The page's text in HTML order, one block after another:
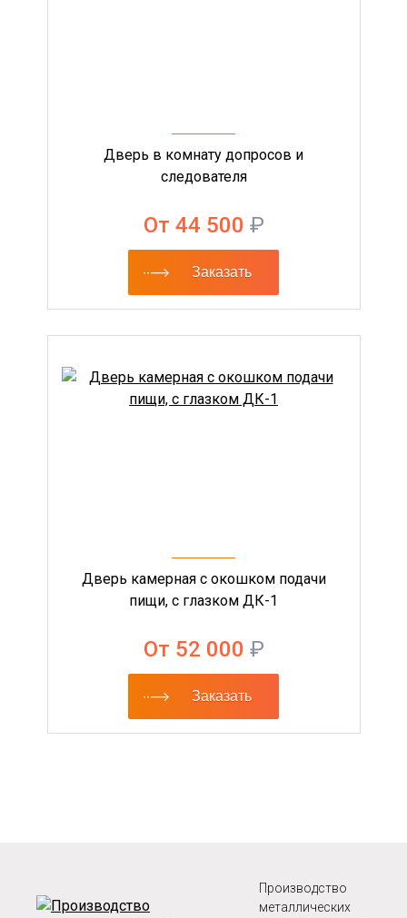
Дверь в комнату допросов и
следователя
От 44 500 ₽
Заказать
Дверь камерная с окошком подачи
пищи, с глазком ДК-1
От 52 000 ₽
Заказать
Производство
металлических